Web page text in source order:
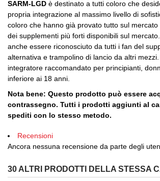
SARM-LGD è destinato a tutti coloro che
propria integrazione al massimo livello di
coloro che hanno già provato tutto sul
dei supplementi più forti disponibili sul
anche essere riconosciuto da tutti i fan del
alternativa e trampolino di lancio da altri
integratore raccomandato per principianti,
inferiore ai 18 anni.
Nota bene: Questo prodotto può essere
contrassegno. Tutti i prodotti aggiunti al
spediti con lo stesso metodo.
Recensioni
Ancora nessuna recensione da parte degli
30 ALTRI PRODOTTI DELLA STESSA